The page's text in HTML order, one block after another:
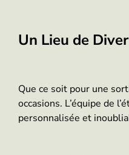
Un Lieu de
Que ce soit pour une
occasions. L’équipe de
personnalisée et